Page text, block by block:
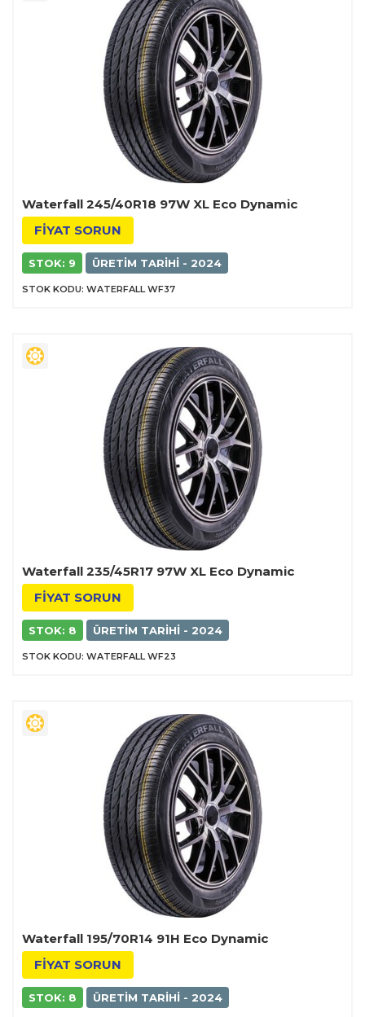
Waterfall 245/40R18 97W XL Eco Dynamic
FİYAT SORUN
STOK: 9 ÜRETIM TARIHI - 2024
STOK KODU: WATERFALL WF37
Waterfall 235/45R17 97W XL Eco Dynamic
FİYAT SORUN
STOK: 8 ÜRETIM TARIHI - 2024
STOK KODU: WATERFALL WF23
Waterfall 195/70R14 91H Eco Dynamic
FİYAT SORUN
STOK: 8 ÜRETIM TARIHI - 2024